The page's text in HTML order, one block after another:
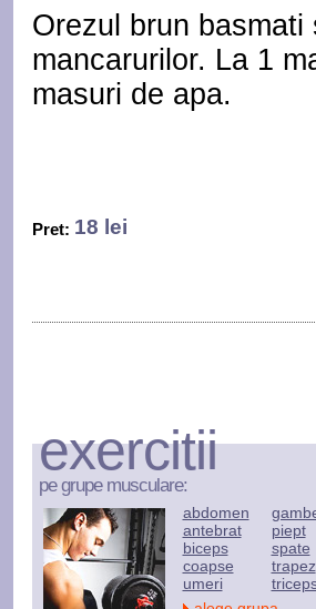
Orezul brun
mancarurilor. La 1
masuri de apa.
Pret: 18 lei
exercitii
pe grupe musculare:
abdomen
antebrat
biceps
coapse
umeri
piept
spate
trapez